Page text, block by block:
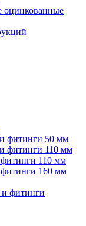
оцинкованные
фитинги 50 мм
фитинги 110 мм
110 мм
160 мм
фитинги